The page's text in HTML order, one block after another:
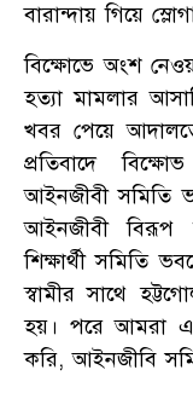
বারান্দায় গিয়ে
বিক্ষোভে অংশ
হত্যা মামলার
খবর পেয়ে
প্রতিবাদে
আইনজীবী সমিতি
আইনজীবী বিরূপ
শিক্ষার্থী সমিতি
স্বামীর সাথে
হয়। পরে আমরা
করি, আইনজীবি